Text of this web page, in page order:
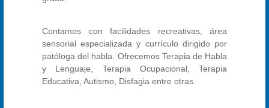
Contamos con facilidades recreativas, área
sensorial especializada y currículo dirigido por
patóloga del habla. Ofrecemos Terapia de Habla
y Lenguaje, Terapia Ocupacional, Terapia
Educativa, Autismo, Disfagia entre otras.